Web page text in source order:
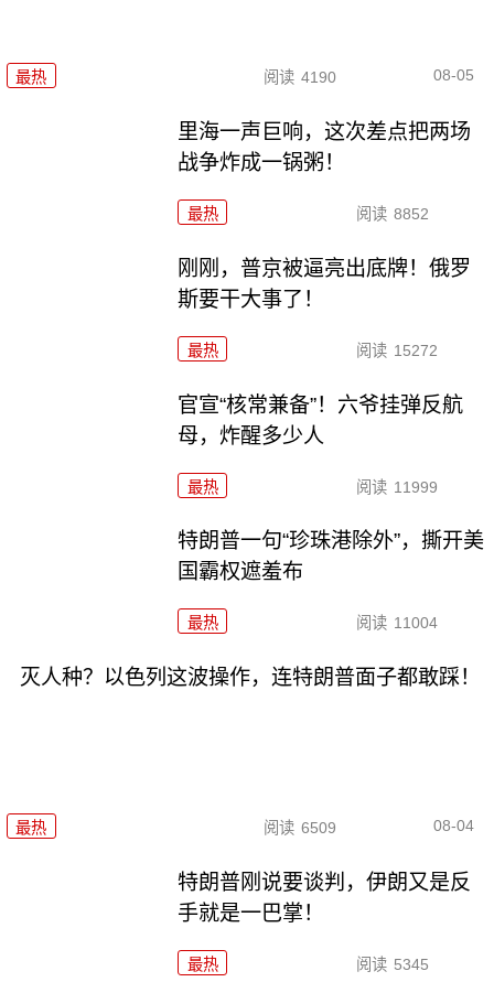
最热 阅读 4190 08-05
里海一声巨响，这次差点把两场
战争炸成一锅粥！
最热 阅读 8852
刚刚，普京被逼亮出底牌！俄罗
斯要干大事了！
最热 阅读 15272
官宣“核常兼备”！六爷挂弹反航
母，炸醒多少人
最热 阅读 11999
特朗普一句“珍珠港除外”，撕开美
国霸权遮羞布
最热 阅读 11004
灭人种？以色列这波操作，连特朗普面子都敢踩！
最热 阅读 6509 08-04
特朗普刚说要谈判，伊朗又是反
手就是一巴掌！
最热 阅读 5345